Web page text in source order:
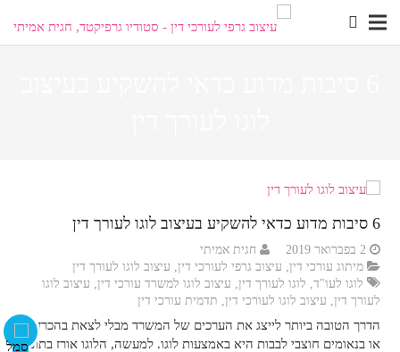
zoom_out זום (הקטנה)
zoom_in זום (הגדלה)
remove_circle_outline הקטנת גופן
add_circle_outline הגדלת גופן
6 סיבות מדוע כדאי להשקיע בעיצוב לוגו לעורך דין
2 בפברואר 2019
חגית אמיתי
מיתוג עורכי דין, עיצוב גרפי לעורכי דין, עיצוב לוגו לעורך דין
לוגו לעו"ד, לוגו לעורך דין, עיצוב לוגו למשרד עורכי דין, עיצוב לוגו
לעורך דין, עיצוב לוגו לעורכי דין, תדמית עורכי דין
הדרך הטובה ביותר לייצג את הערכים של המשרד מבלי לצאת בהכרזות
או בנאומים חוצבי לבבות היא באמצעות לוגו. למעשה, הלוגו אורז בתוכו